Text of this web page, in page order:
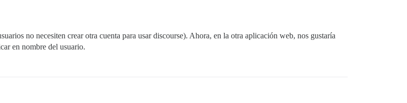
no necesiten crear otra cuenta para usar discourse). Ahora, en la otra aplicación web, nos gustaría
en nombre del usuario.